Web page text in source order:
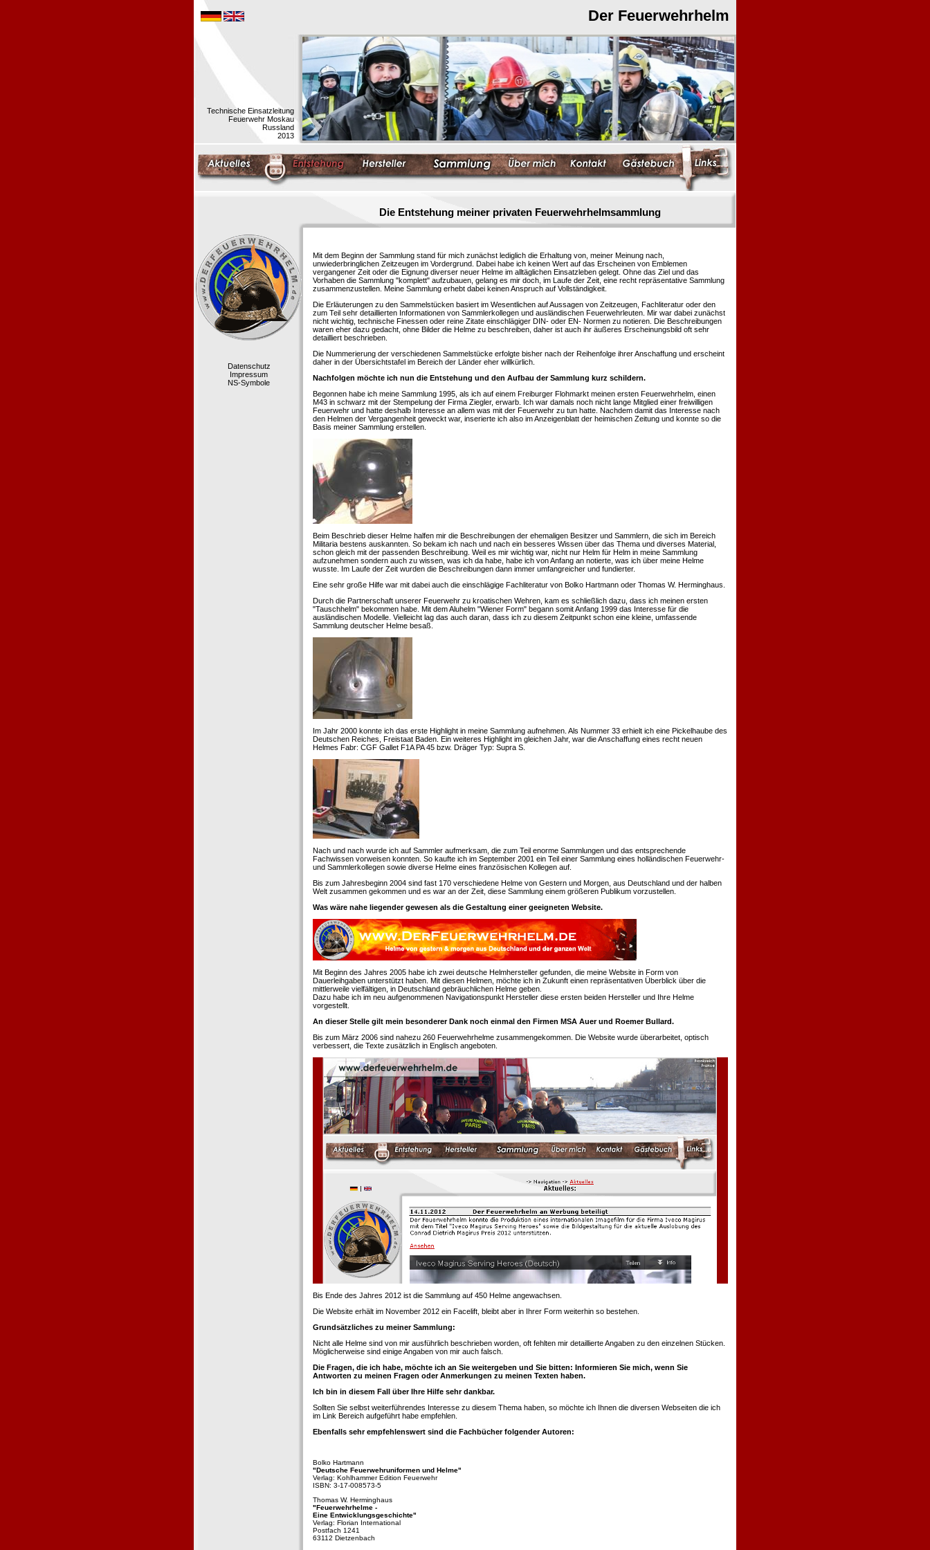
Der Feuerwehrhelm
Technische Einsatzleitung
Feuerwehr Moskau
Russland
2013
Die Entstehung meiner privaten Feuerwehrhelmsammlung
Datenschutz
Impressum
NS-Symbole
Mit dem Beginn der Sammlung stand für mich zunächst lediglich die Erhaltung von, meiner Meinung nach,
unwiederbringlichen Zeitzeugen im Vordergrund. Dabei habe ich keinen Wert auf das Erscheinen von Emblemen
vergangener Zeit oder die Eignung diverser neuer Helme im alltäglichen Einsatzleben gelegt. Ohne das Ziel und das
Vorhaben die Sammlung "komplett" aufzubauen, gelang es mir doch, im Laufe der Zeit, eine recht repräsentative Sammlung
zusammenzustellen. Meine Sammlung erhebt dabei keinen Anspruch auf Vollständigkeit.
Die Erläuterungen zu den Sammelstücken basiert im Wesentlichen auf Aussagen von Zeitzeugen, Fachliteratur oder den
zum Teil sehr detaillierten Informationen von Sammlerkollegen und ausländischen Feuerwehrleuten. Mir war dabei zunächst
nicht wichtig, technische Finessen oder reine Zitate einschlägiger DIN- oder EN- Normen zu notieren. Die Beschreibungen
waren eher dazu gedacht, ohne Bilder die Helme zu beschreiben, daher ist auch ihr äußeres Erscheinungsbild oft sehr
detailliert beschrieben.
Die Nummerierung der verschiedenen Sammelstücke erfolgte bisher nach der Reihenfolge ihrer Anschaffung und erscheint
daher in der Übersichtstafel im Bereich der Länder eher willkürlich.
Nachfolgen möchte ich nun die Entstehung und den Aufbau der Sammlung kurz schildern.
Begonnen habe ich meine Sammlung 1995, als ich auf einem Freiburger Flohmarkt meinen ersten Feuerwehrhelm, einen
M43 in schwarz mit der Stempelung der Firma Ziegler, erwarb. Ich war damals noch nicht lange Mitglied einer freiwilligen
Feuerwehr und hatte deshalb Interesse an allem was mit der Feuerwehr zu tun hatte. Nachdem damit das Interesse nach
den Helmen der Vergangenheit geweckt war, inserierte ich also im Anzeigenblatt der heimischen Zeitung und konnte so die
Basis meiner Sammlung erstellen.
Beim Beschrieb dieser Helme halfen mir die Beschreibungen der ehemaligen Besitzer und Sammlern, die sich im Bereich
Militaria bestens auskannten. So bekam ich nach und nach ein besseres Wissen über das Thema und diverses Material,
schon gleich mit der passenden Beschreibung. Weil es mir wichtig war, nicht nur Helm für Helm in meine Sammlung
aufzunehmen sondern auch zu wissen, was ich da habe, habe ich von Anfang an notierte, was ich über meine Helme
wusste. Im Laufe der Zeit wurden die Beschreibungen dann immer umfangreicher und fundierter.
Eine sehr große Hilfe war mit dabei auch die einschlägige Fachliteratur von Bolko Hartmann oder Thomas W. Herminghaus.
Durch die Partnerschaft unserer Feuerwehr zu kroatischen Wehren, kam es schließlich dazu, dass ich meinen ersten
"Tauschhelm" bekommen habe. Mit dem Aluhelm "Wiener Form" begann somit Anfang 1999 das Interesse für die
ausländischen Modelle. Vielleicht lag das auch daran, dass ich zu diesem Zeitpunkt schon eine kleine, umfassende
Sammlung deutscher Helme besaß.
Im Jahr 2000 konnte ich das erste Highlight in meine Sammlung aufnehmen. Als Nummer 33 erhielt ich eine Pickelhaube des
Deutschen Reiches, Freistaat Baden. Ein weiteres Highlight im gleichen Jahr, war die Anschaffung eines recht neuen
Helmes Fabr: CGF Gallet F1A PA 45 bzw. Dräger Typ: Supra S.
Nach und nach wurde ich auf Sammler aufmerksam, die zum Teil enorme Sammlungen und das entsprechende
Fachwissen vorweisen konnten. So kaufte ich im September 2001 ein Teil einer Sammlung eines holländischen Feuerwehr-
und Sammlerkollegen sowie diverse Helme eines französischen Kollegen auf.
Bis zum Jahresbeginn 2004 sind fast 170 verschiedene Helme von Gestern und Morgen, aus Deutschland und der halben
Welt zusammen gekommen und es war an der Zeit, diese Sammlung einem größeren Publikum vorzustellen.
Was wäre nahe liegender gewesen als die Gestaltung einer geeigneten Website.
Mit Beginn des Jahres 2005 habe ich zwei deutsche Helmhersteller gefunden, die meine Website in Form von
Dauerleihgaben unterstützt haben. Mit diesen Helmen, möchte ich in Zukunft einen repräsentativen Überblick über die
mittlerweile vielfältigen, in Deutschland gebräuchlichen Helme geben.
Dazu habe ich im neu aufgenommenen Navigationspunkt Hersteller diese ersten beiden Hersteller und Ihre Helme
vorgestellt.
An dieser Stelle gilt mein besonderer Dank noch einmal den Firmen MSA Auer und Roemer Bullard.
Bis zum März 2006 sind nahezu 260 Feuerwehrhelme zusammengekommen. Die Website wurde überarbeitet, optisch
verbessert, die Texte zusätzlich in Englisch angeboten.
Bis Ende des Jahres 2012 ist die Sammlung auf 450 Helme angewachsen.
Die Website erhält im November 2012 ein Facelift, bleibt aber in Ihrer Form weiterhin so bestehen.
Grundsätzliches zu meiner Sammlung:
Nicht alle Helme sind von mir ausführlich beschrieben worden, oft fehlten mir detaillierte Angaben zu den einzelnen Stücken.
Möglicherweise sind einige Angaben von mir auch falsch.
Die Fragen, die ich habe, möchte ich an Sie weitergeben und Sie bitten: Informieren Sie mich, wenn Sie
Antworten zu meinen Fragen oder Anmerkungen zu meinen Texten haben.
Ich bin in diesem Fall über Ihre Hilfe sehr dankbar.
Sollten Sie selbst weiterführendes Interesse zu diesem Thema haben, so möchte ich Ihnen die diversen Webseiten die ich
im Link Bereich aufgeführt habe empfehlen.
Ebenfalls sehr empfehlenswert sind die Fachbücher folgender Autoren:
Bolko Hartmann
"Deutsche Feuerwehruniformen und Helme"
Verlag: Kohlhammer Edition Feuerwehr
ISBN: 3-17-008573-5
Thomas W. Herminghaus
"Feuerwehrhelme -
Eine Entwicklungsgeschichte"
Verlag: Florian International
Postfach 1241
63112 Dietzenbach